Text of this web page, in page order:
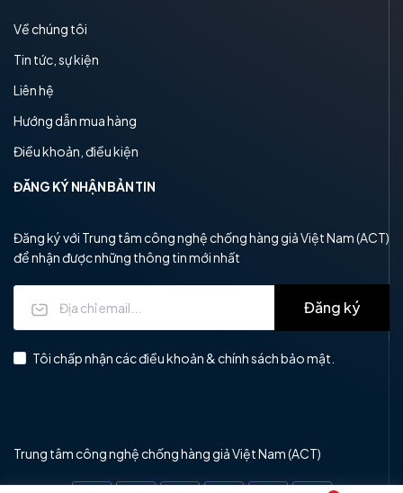
Về chúng tôi
Tin tức, sự kiện
Liên hệ
Hướng dẫn mua hàng
Điều khoản, điều kiện
ĐĂNG KÝ NHẬN BẢN TIN
Đăng ký với Trung tâm công nghệ chống hàng giả Việt Nam (ACT)
để nhận được những thông tin mới nhất
Đăng ký
Tôi chấp nhận các điều khoản & chính sách bảo mật.
Trung tâm công nghệ chống hàng giả Việt Nam (ACT)